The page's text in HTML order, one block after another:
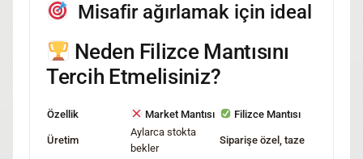
Misafir ağırlamak için ideal
Neden Filizce Mantısını
Tercih Etmelisiniz?
Özellik Market Mantısı Filizce Mantısı
Üretim
Aylarca stokta
bekler
Siparişe özel, taze